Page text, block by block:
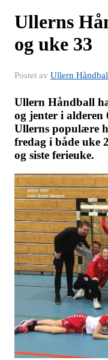
Ullerns
og uke 33
Postet av Ullern
Ullern Håndball
og jenter i alderen
Ullerns populære
fredag i både uke
og siste ferieuke.